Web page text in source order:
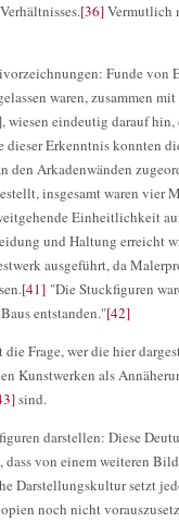
[36]Vermutlich
Funde
waren, zusammen
wiesen eindeutig darauf
dieser Erkenntnis konnten
den Arkadenwänden
insgesamt waren vier
Einheitlichkeit
und Haltung erreicht
ausgeführt, da
[41] "Die Stuckfiguren
entstanden."[42]
Frage, wer die hier
Kunstwerken als
sind.
darstellen: Diese
dass von einem weiteren
Darstellungskultur setzt
noch nicht